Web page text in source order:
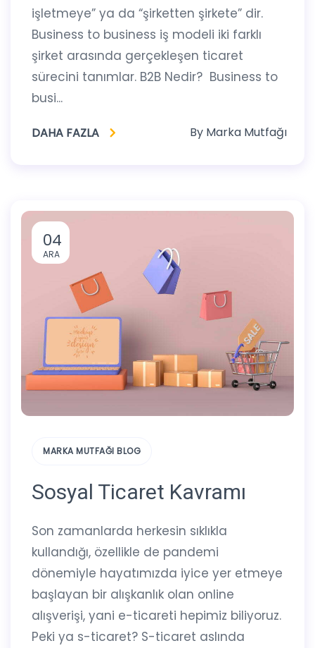
işletmeye” ya da “şirketten şirkete” dir.
Business to business iş modeli iki farklı
şirket arasında gerçekleşen ticaret
sürecini tanımlar. B2B Nedir? Business to
busi...
DAHA FAZLA By Marka Mutfağı
04
ARA
MARKA MUTFAĞI BLOG
Sosyal Ticaret Kavramı
Son zamanlarda herkesin sıklıkla
kullandığı, özellikle de pandemi
dönemiyle hayatımızda iyice yer etmeye
başlayan bir alışkanlık olan online
alışverişi, yani e-ticareti hepimiz biliyoruz.
Peki ya s-ticaret? S-ticaret aslında